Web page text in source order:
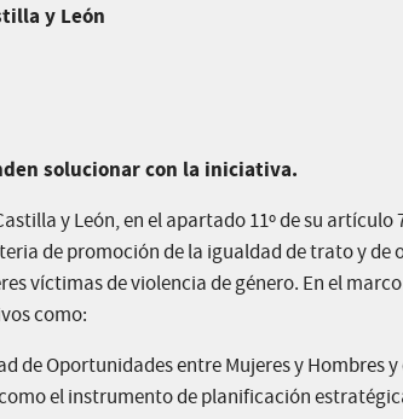
y León
solucionar con la iniciativa.
y León, en el apartado 11º de su
de promoción de la igualdad de trato y de
víctimas de violencia de género. En el
como:
de Oportunidades entre Mujeres y Hombres
como el instrumento de planificación